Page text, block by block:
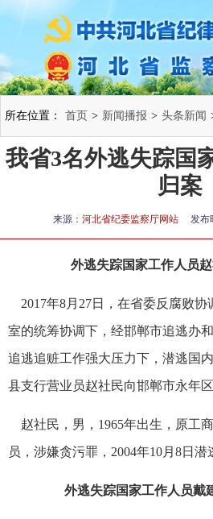
所在位置： 首页 > 新闻播报 > 头条新闻
我省3名外逃失踪国
归案
来源： 河北省纪委监察厅网站 发布
外逃失踪国家工作人员
2017年8月27日，在省委反腐败协
室的统筹协调下，经邯郸市追逃办
追逃追赃工作强大压力下，潜逃国
县支行营业员赵社民向邯郸市永年
赵社民，男，1965年出生，原工
员，涉嫌贪污罪，2004年10月8日潜
外逃失踪国家工作人员戴